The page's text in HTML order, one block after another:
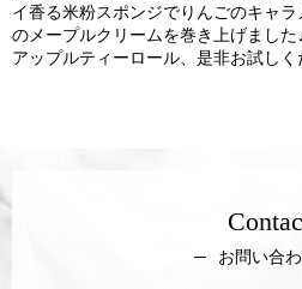
イ香る米粉スポンジでりんごのキャ
のメープルクリームを巻き上げま
アップルティーロール、是非お試
お問い合